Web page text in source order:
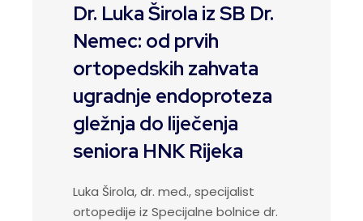
Dr. Luka Širola iz SB Dr.
Nemec: od prvih
ortopedskih zahvata
ugradnje endoproteza
gležnja do liječenja
seniora HNK Rijeka
Luka Širola, dr. med., specijalist
ortopedije iz Specijalne bolnice dr.